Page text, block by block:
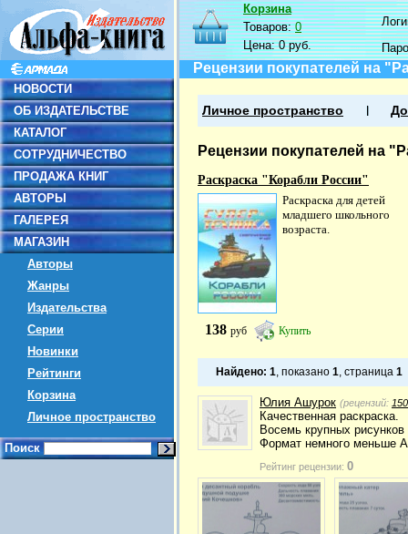
НОВОСТИ
ОБ ИЗДАТЕЛЬСТВЕ
КАТАЛОГ
СОТРУДНИЧЕСТВО
ПРОДАЖА КНИГ
АВТОРЫ
ГАЛЕРЕЯ
МАГАЗИН
Авторы
Жанры
Издательства
Серии
Новинки
Рейтинги
Корзина
Личное пространство
Поиск
Корзина
Товаров:0
Цена:0 руб.
Рецензии покупателей на
Личное пространство
Рецензии покупателей на
Раскраска "Корабли России"
Раскраска для детей
младшего школьного
возраста.
138 руб Купить
Найдено: 1, показано 1, страница 1
Юлия Ашурок (рецензий: 150
Качественная раскраска.
Восемь крупных
Формат немного меньше
Рейтинг рецензии: 0